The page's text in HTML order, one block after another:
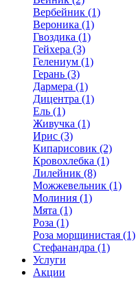
Вербейник (1)
Вероника (1)
Гвоздика (1)
Гейхера (3)
Гелениум (1)
Герань (3)
Дармера (1)
Дицентра (1)
Ель (1)
Живучка (1)
Ирис (3)
Кипарисовик (2)
Кровохлебка (1)
Лилейник (8)
Можжевельник (1)
Молиния (1)
Мята (1)
Роза (1)
Роза морщинистая (1)
Стефанандра (1)
Услуги
Акции